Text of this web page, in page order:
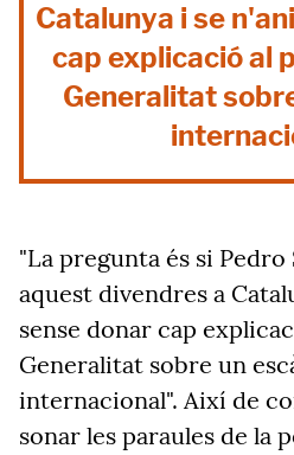
Catalunya i se
cap explicació al
Generalitat
"La pregunta és si
aquest divendres a
sense donar cap
Generalitat sobre un
internacional". Així de
sonar les paraules de la